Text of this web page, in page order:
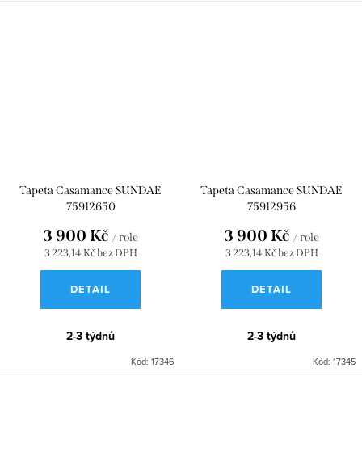
Tapeta Casamance SUNDAE
75912650
3 223,14 Kč bez DPH
3 900 Kč / role
DETAIL
2-3 týdnů
Kód: 17346
Tapeta Casamance SUNDAE
75912956
3 223,14 Kč bez DPH
3 900 Kč / role
DETAIL
2-3 týdnů
Kód: 17345